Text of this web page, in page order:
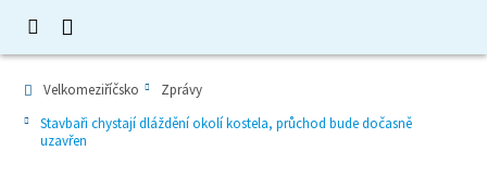
Velkomeziříčsko
Zprávy
Stavbaři chystají dláždění okolí kostela, průchod bude dočasně
uzavřen